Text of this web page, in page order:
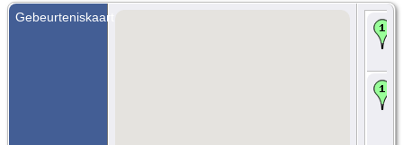
Gebeurteniskaart